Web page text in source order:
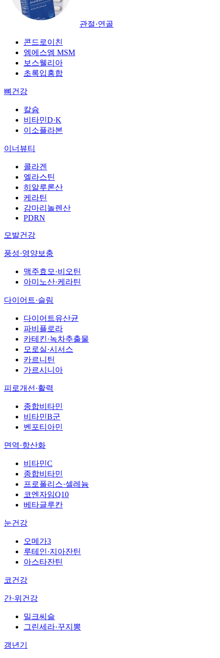
관절·연골
콘드로이친
엠에스엠 MSM
보스웰리아
초록입홍합
뼈건강
칼슘
비타민D·K
이소플라본
이너뷰티
콜라겐
엘라스틴
히알루론산
케라틴
감마리놀렌산
PDRN
모발건강
풍성·영양보충
맥주효모·비오틴
아미노산·케라틴
다이어트·슬림
다이어트유산균
파비플로라
카테킨·녹차추출물
모로실·시서스
카르니틴
가르시니아
피로개선·활력
종합비타민
비타민B군
벤포티아민
면역·항산화
비타민C
종합비타민
프로폴리스·셀레늄
코엔자임Q10
베타글루칸
눈건강
오메가3
루테인·지아잔틴
아스타잔틴
코건강
간·위건강
밀크씨슬
그린세라·꾸지뽕
갱년기